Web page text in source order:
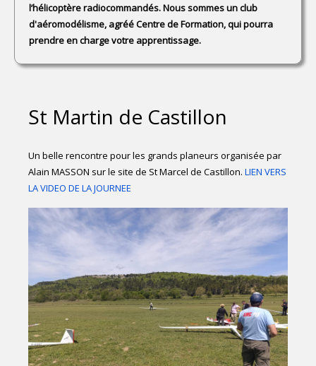
l’hélicoptère radiocommandés. Nous sommes un club
d'aéromodélisme, agréé Centre de Formation, qui pourra
prendre en charge votre apprentissage.
St Martin de Castillon
Un belle rencontre pour les grands planeurs organisée par
Alain MASSON sur le site de St Marcel de Castillon. LIEN VERS
LA VIDEO DE LA JOURNEE